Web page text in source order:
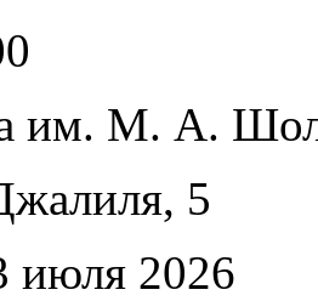
им. М. А.
5
июля 2026